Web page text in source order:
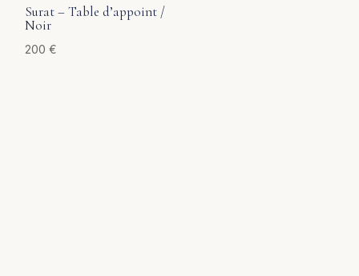
Surat – Table d’appoint /
Noir
200€